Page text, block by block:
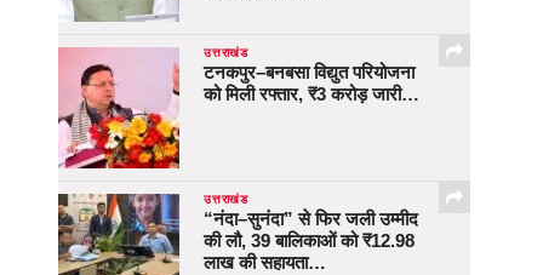
उत्तराखंड
टनकपुर–बनबसा विद्युत परियोजना
को मिली रफ्तार, ₹3 करोड़ जारी…
उत्तराखंड
“नंदा–सुनंदा” से फिर जली उम्मीद
की लौ, 39 बालिकाओं को ₹12.98
लाख की सहायता…